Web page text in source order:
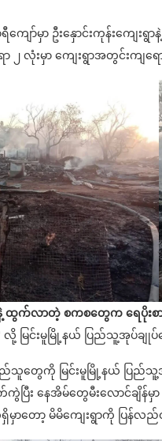
ော်မှာ ဦးနှောင်းကုန်းကျေး
၂ လုံးမှာ ကျေးရွာအတွင်းကျ
ထွက်လာတဲ့ စကစတွေက ရေပိုးစား
လို့ မြင်းမူမြို့နယ် ပြည်သူ့အုပ်ချုပ်
သူတွေကို မြင်းမူမြို့နယ် ပြည်
ြီး နေအိမ်တွေမီးလောင်ချိန်
ာတော့ မိမိကျေးရွာကို ပြန်လ